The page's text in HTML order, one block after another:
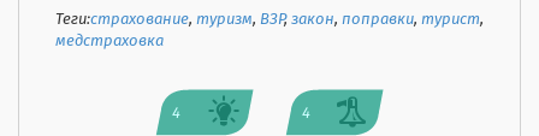
Теги:страхование,туризм, ВЗР,закон,поправки,турист,
медстраховка
4 4